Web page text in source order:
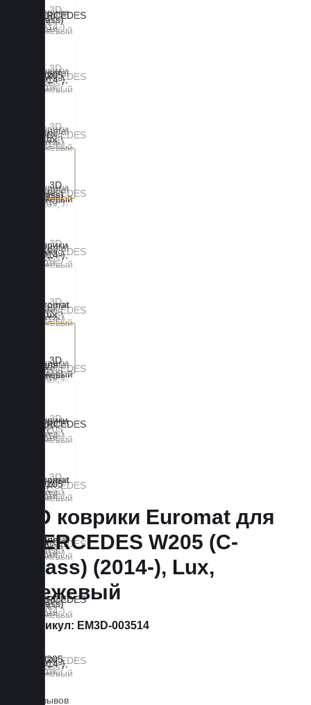
3D коврики Euromat для
MERCEDES W205 (C-
Class) (2014-), Lux,
Бежевый
Артикул: EM3D-003514
0 отзывов